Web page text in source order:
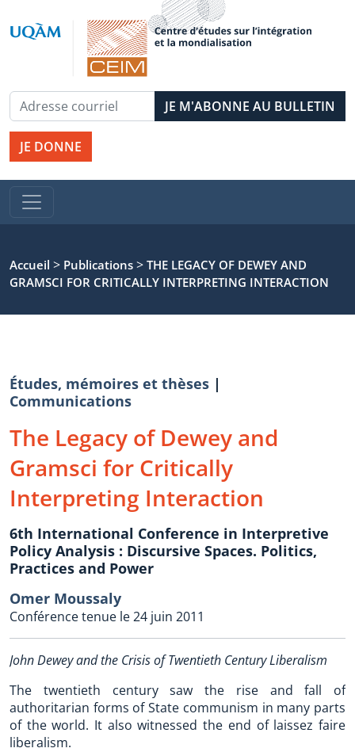
JE DONNE
Accueil > Publications > THE LEGACY OF DEWEY AND
GRAMSCI FOR CRITICALLY INTERPRETING INTERACTION
Études, mémoires et thèses |
Communications
The Legacy of Dewey and
Gramsci for Critically
Interpreting Interaction
6th International Conference in Interpretive
Policy Analysis : Discursive Spaces. Politics,
Practices and Power
Omer Moussaly
Conférence tenue le 24 juin 2011
John Dewey and the Crisis of Twentieth Century Liberalism
The twentieth century saw the rise and fall of
authoritarian forms of State communism in many parts
of the world. It also witnessed the end of laissez faire
liberalism.